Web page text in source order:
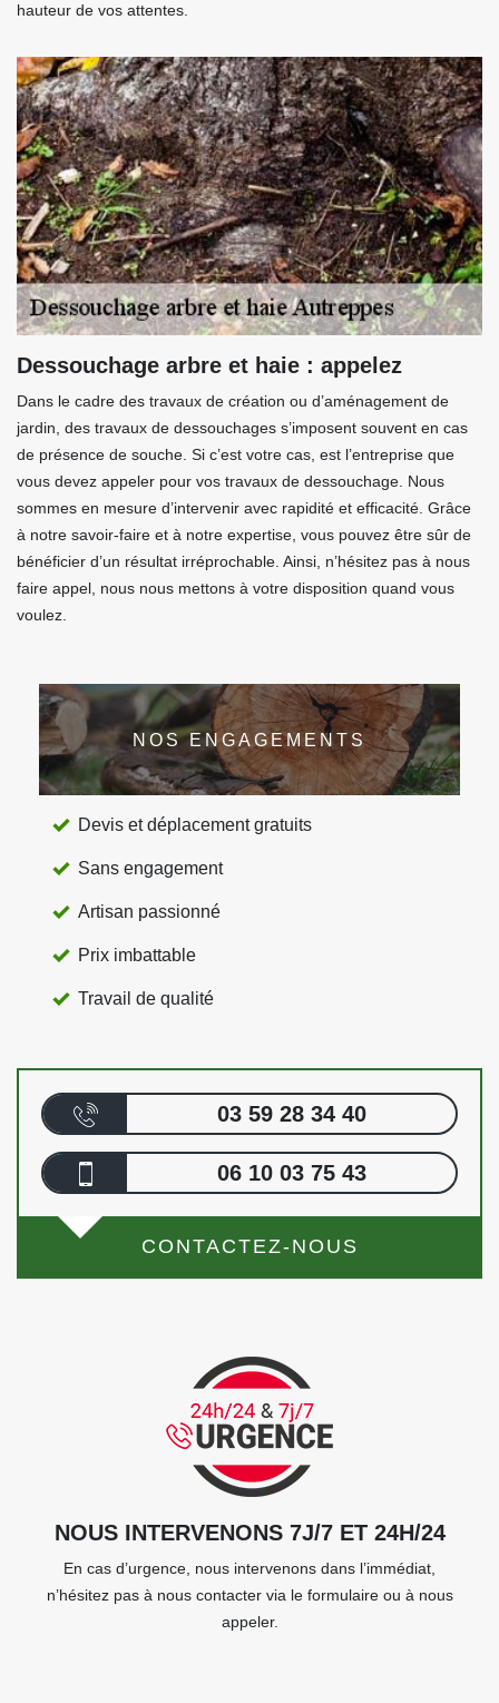
hauteur de vos attentes.
Dessouchage arbre et haie : appelez
Dans le cadre des travaux de création ou d’aménagement de
jardin, des travaux de dessouchages s’imposent souvent en cas
de présence de souche. Si c’est votre cas, est l’entreprise que
vous devez appeler pour vos travaux de dessouchage. Nous
sommes en mesure d’intervenir avec rapidité et efficacité. Grâce
à notre savoir-faire et à notre expertise, vous pouvez être sûr de
bénéficier d’un résultat irréprochable. Ainsi, n’hésitez pas à nous
faire appel, nous nous mettons à votre disposition quand vous
voulez.
NOS ENGAGEMENTS
Devis et déplacement gratuits
Sans engagement
Artisan passionné
Prix imbattable
Travail de qualité
03 59 28 34 40
06 10 03 75 43
CONTACTEZ-NOUS
NOUS INTERVENONS 7J/7 ET 24H/24
En cas d’urgence, nous intervenons dans l’immédiat,
n’hésitez pas à nous contacter via le formulaire ou à nous
appeler.